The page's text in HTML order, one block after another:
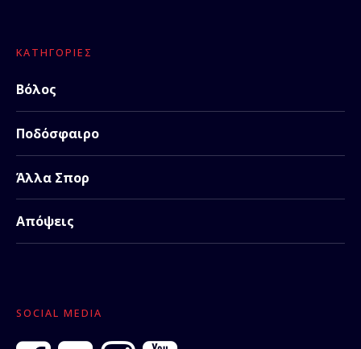
ΚΑΤΗΓΟΡΊΕΣ
Βόλος
Ποδόσφαιρο
Άλλα Σπορ
Απόψεις
SOCIAL MEDIA